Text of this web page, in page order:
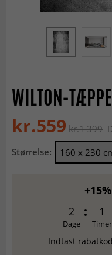
WILTON-
kr.559 kr.1 399
Størrelse:
2
Dage
1
Timer
Indtast